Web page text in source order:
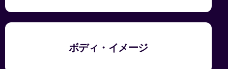
ボディ・イメージ